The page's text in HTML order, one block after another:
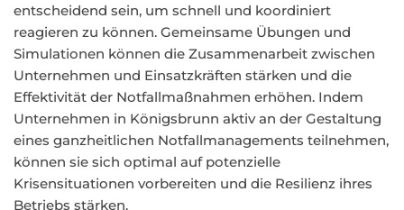
entscheidend sein, um schnell und koordiniert
reagieren zu können. Gemeinsame Übungen und
Simulationen können die Zusammenarbeit zwischen
Unternehmen und Einsatzkräften stärken und die
Effektivität der Notfallmaßnahmen erhöhen. Indem
Unternehmen in Königsbrunn aktiv an der Gestaltung
eines ganzheitlichen Notfallmanagements teilnehmen,
können sie sich optimal auf potenzielle
Krisensituationen vorbereiten und die Resilienz ihres
Betriebs stärken.